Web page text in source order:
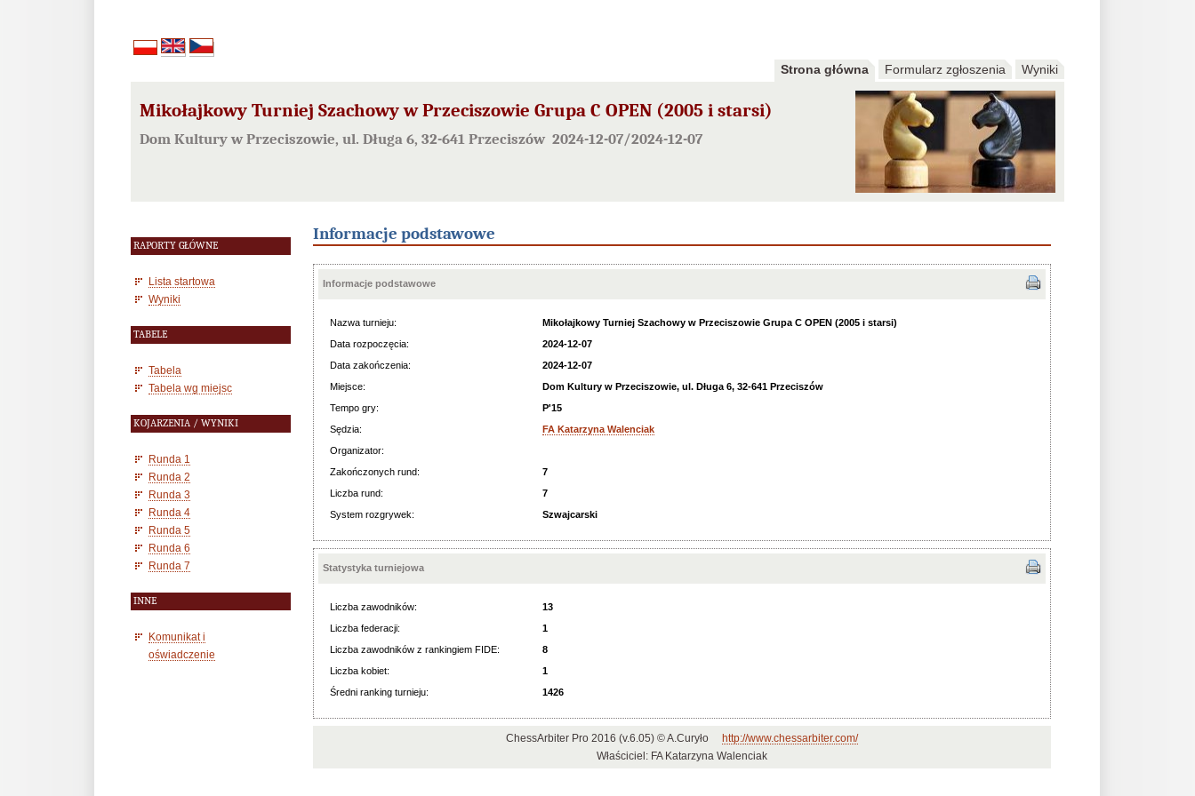
Strona główna Formularz zgłoszenia Wyniki
Mikołajkowy Turniej Szachowy w Przeciszowie Grupa C OPEN (2005 i starsi)
Dom Kultury w Przeciszowie, ul. Długa 6, 32-641 Przeciszów 2024-12-07/2024-12-07
RAPORTY GŁÓWNE
Lista startowa
Wyniki
TABELE
Tabela
Tabela wg miejsc
KOJARZENIA / WYNIKI
Runda 1
Runda 2
Runda 3
Runda 4
Runda 5
Runda 6
Runda 7
INNE
Komunikat i
oświadczenie
Informacje podstawowe
Informacje podstawowe
Nazwa turnieju:
Mikołajkowy Turniej Szachowy w Przeciszowie Grupa C OPEN (2005 i starsi)
Data rozpoczęcia:
2024-12-07
Data zakończenia:
2024-12-07
Miejsce:
Dom Kultury w Przeciszowie, ul. Długa 6, 32-641 Przeciszów
Tempo gry:
P'15
Sędzia:
FA Katarzyna Walenciak
Organizator:
Zakończonych rund:
7
Liczba rund:
7
System rozgrywek:
Szwajcarski
Statystyka turniejowa
Liczba zawodników:
13
Liczba federacji:
1
Liczba zawodników z rankingiem FIDE:
8
Liczba kobiet:
1
Średni ranking turnieju:
1426
ChessArbiter Pro 2016 (v.6.05) © A.Curyło
http://www.chessarbiter.com/
Właściciel: FA Katarzyna Walenciak